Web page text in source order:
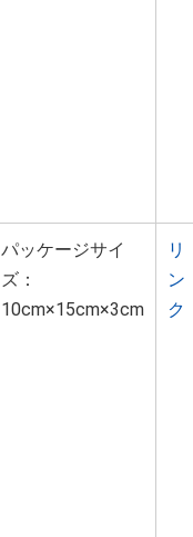
パッケージサイ
ズ：
10cm×15cm×3cm
リ
ン
ク